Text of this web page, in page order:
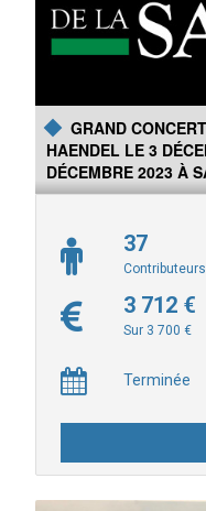
Le collège Saint Cœur de
patrimoine de Sillé-le-
poursuivre les travaux
GRAND
HAENDEL LE 3
DÉCEMBRE 2023 À
37
Contributeurs
3 712 €
Sur 3 700 €
Terminée